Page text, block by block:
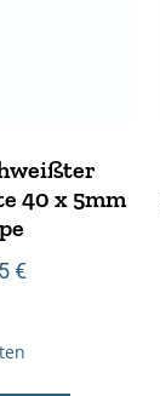
40 x 5mm
€